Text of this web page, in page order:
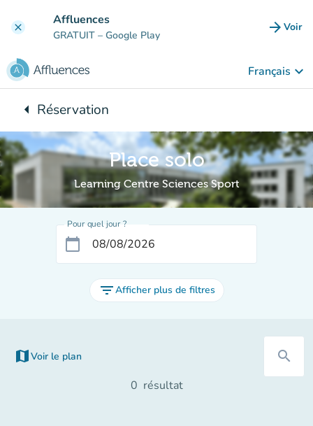
clear Affluences
GRATUIT – Google Play arrow_forward Voir
Français keyboard_arrow_down
arrow_leftRetour à :
Réservation
Place solo
Learning Centre Sciences Sport
Pour quel jour ?
calendar_today
filter_listAfficher plus de filtres
map Voir le plan
(nouvel onglet) search
0 résultat